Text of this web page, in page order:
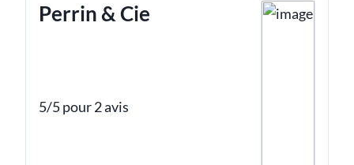
Perrin & Cie
5/5 pour 2 avis